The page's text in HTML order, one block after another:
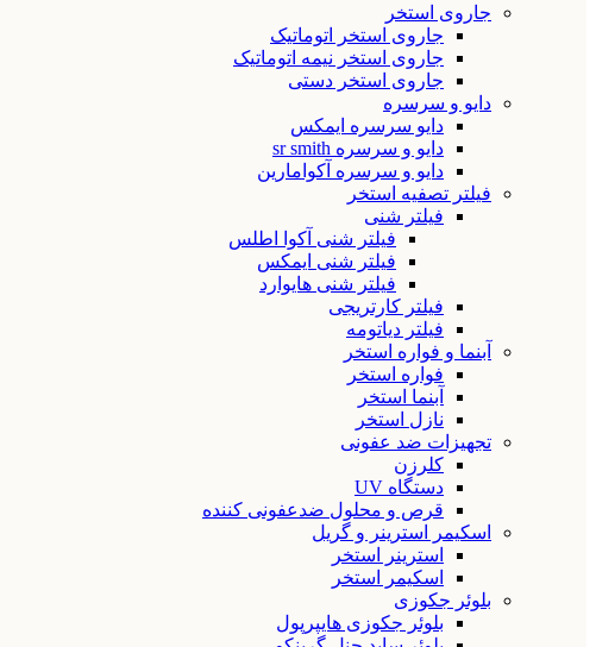
جاروی استخر
جاروی استخر اتوماتیک
جاروی استخر نیمه اتوماتیک
جاروی استخر دستی
دایو و سرسره
دایو سرسره ایمکس
دایو و سرسره sr smith
دایو و سرسره آکوامارین
فیلتر تصفیه استخر
فیلتر شنی
فیلتر شنی آکوا اطلس
فیلتر شنی ایمکس
فیلتر شنی هایوارد
فیلتر کارتریجی
فیلتر دیاتومه
آبنما و فواره استخر
فواره استخر
آبنما استخر
نازل استخر
تجهیزات ضد عفونی
کلرزن
دستگاه UV
قرص و محلول ضدعفونی کننده
اسکیمر استرینر و گریل
استرینر استخر
اسکیمر استخر
بلوئر جکوزی
بلوئر جکوزی هایپرپول